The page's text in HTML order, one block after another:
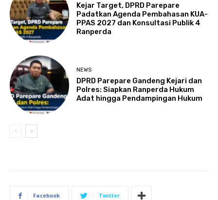
Kejar Target, DPRD Parepare
Padatkan Agenda Pembahasan KUA-
PPAS 2027 dan Konsultasi Publik 4
Ranperda
NEWS
DPRD Parepare Gandeng Kejari dan
Polres: Siapkan Ranperda Hukum
Adat hingga Pendampingan Hukum
Facebook Twitter